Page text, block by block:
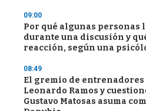
09:00
Por qué algunas personas
durante una discusión y
reacción, según una
08:49
El gremio de entrenadores
Leonardo Ramos y
Gustavo Matosas asuma